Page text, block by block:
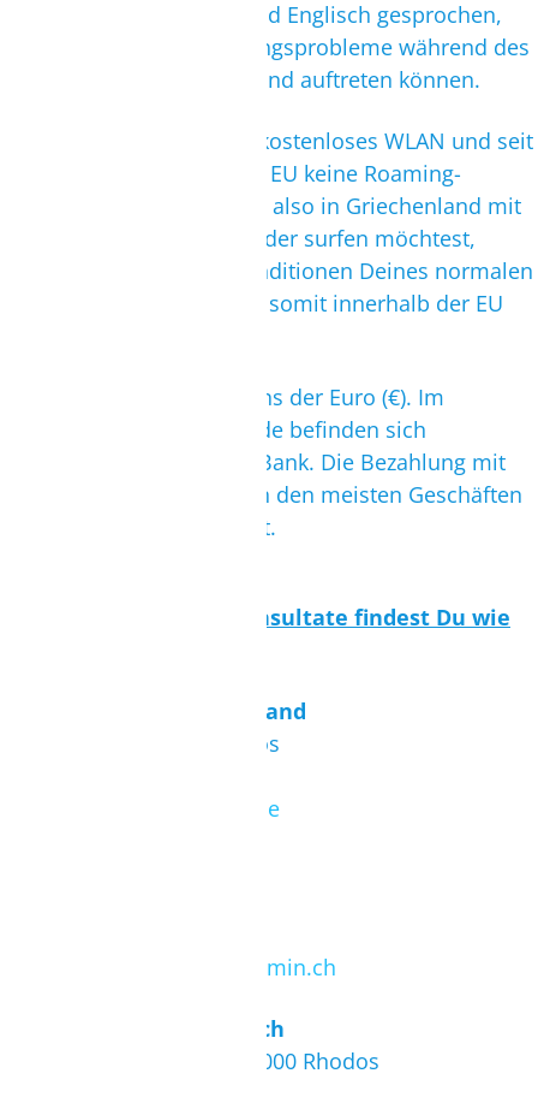
Stationen wird Deutsch und Englisch gesprochen,
sodass keine Verständigungsprobleme während des
Aufenthaltes in Griechenland auftreten können.
Die Hotels verfügen über kostenloses WLAN und seit
2017 gibt es innerhalb der EU keine Roaming-
Gebühren mehr. Wenn Du also in Griechenland mit
dem Handy telefonieren oder surfen möchtest,
kannst Du dies zu den Konditionen Deines normalen
Inlandstarifs tun. Es fallen somit innerhalb der EU
Die Währung ist wie bei uns der Euro (€). Im
Flughafen Terminalgebäude befinden sich
Geldautomaten und eine Bank. Die Bezahlung mit
EC- und Kreditkarte wird in den meisten Geschäften
und Restaurants akzeptiert.
Die Botschaften und Konsultate findest Du wie
Honorarkonsul Deutschland
Amerikis 55 - 85100 Rhodos
rhodos@hk-diplo.de
vertretung@eda.admin.ch
Honorarkonsul Österreich
Iroon Politechniou 21 - 85000 Rhodos